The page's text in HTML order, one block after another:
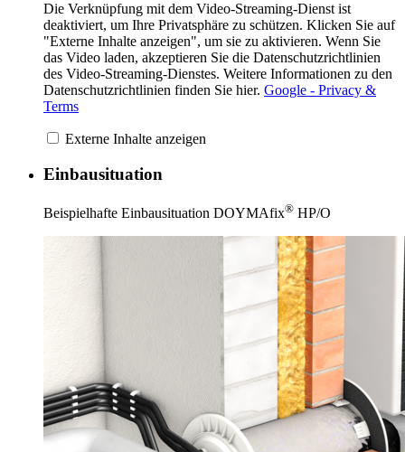
Die Verknüpfung mit dem Video-Streaming-Dienst ist
deaktiviert, um Ihre Privatsphäre zu schützen. Klicken Sie auf
"Externe Inhalte anzeigen", um sie zu aktivieren. Wenn Sie
das Video laden, akzeptieren Sie die Datenschutzrichtlinien
des Video-Streaming-Dienstes. Weitere Informationen zu den
Datenschutzrichtlinien finden Sie hier. Google - Privacy &
Terms
Externe Inhalte anzeigen
Einbausituation
Beispielhafte Einbausituation DOYMAfix® HP/O